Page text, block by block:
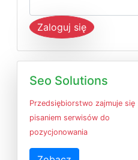
Zaloguj się
Seo Solutions
Przedsiębiorstwo zajmuje się
pisaniem serwisów do
pozycjonowania